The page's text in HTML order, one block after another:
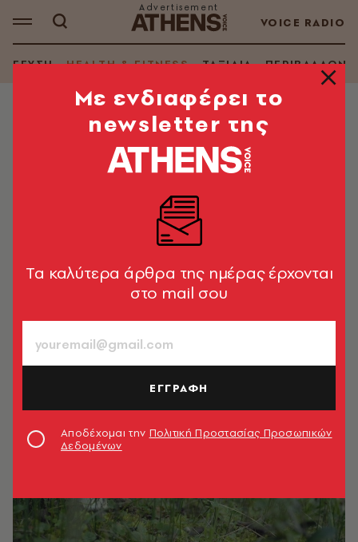
VOICE RADIO
ΓΕΥΣΗ HEALTH & FITNESS ΤΑΞΙΔΙΑ ΠΕΡΙΒΑΛΛΟΝ
HEALTH & FITNESS
Kοκαΐνη: Μία δόση από «μαγικά
μανιτάρια» ίσως βοηθά στην
Η μελέτη παρακολούθησε 40 χρήστες στις ΗΠΑ για
Mε ενδιαφέρει το
newsletter της
Tα καλύτερα άρθρα της ημέρας έρχονται
στο mail σου
ΕΓΓΡΑΦΗ
Αποδέχομαι την Πολιτική Προστασίας Προσωπικών
Δεδομένων